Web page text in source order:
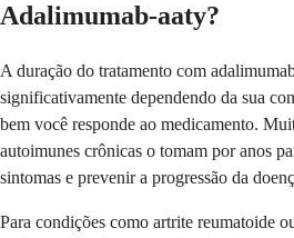
Adalimumab-aaty?
A duração do tratamento com
significativamente dependendo da sua
bem você responde ao medicamento.
autoimunes crônicas o tomam por anos
sintomas e prevenir a progressão da
Para condições como artrite reumatoide